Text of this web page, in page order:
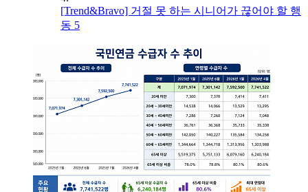
[Trend&Bravo] 거절 못 하는 시니어가 끊어야 할 행
동 5